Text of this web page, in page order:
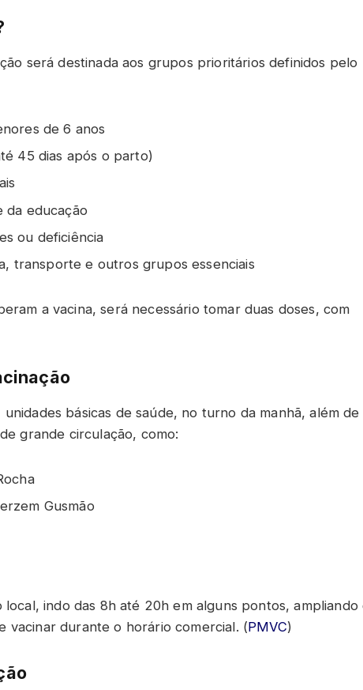
será destinada aos grupos prioritários definidos pelo
de 6 anos
45 dias após o parto)
da educação
ou deficiência
transporte e outros grupos essenciais
a vacina, será necessário tomar duas doses, com
básicas de saúde, no turno da manhã, além de
grande circulação, como:
Gusmão
indo das 8h até 20h em alguns pontos, ampliando
vacinar durante o horário comercial. (PMVC)